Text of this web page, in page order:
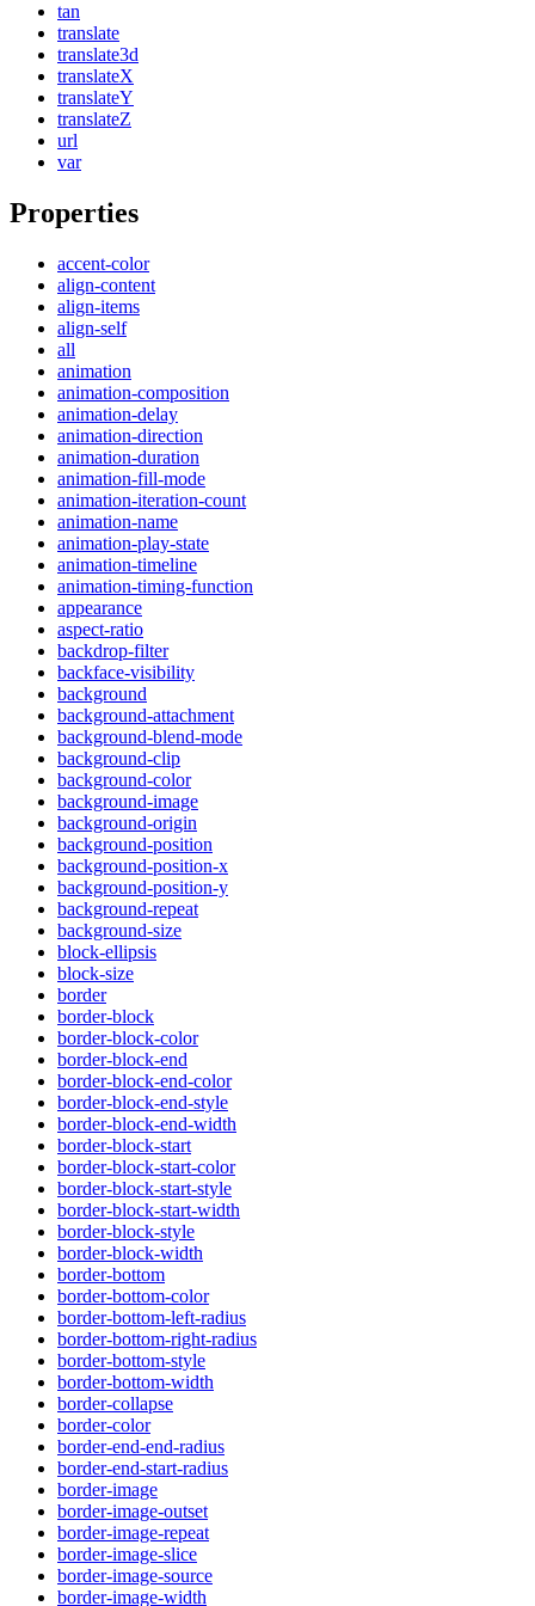
tan
translate
translate3d
translateX
translateY
translateZ
url
var
Properties
accent-color
align-content
align-items
align-self
all
animation
animation-composition
animation-delay
animation-direction
animation-duration
animation-fill-mode
animation-iteration-count
animation-name
animation-play-state
animation-timeline
animation-timing-function
appearance
aspect-ratio
backdrop-filter
backface-visibility
background
background-attachment
background-blend-mode
background-clip
background-color
background-image
background-origin
background-position
background-position-x
background-position-y
background-repeat
background-size
block-ellipsis
block-size
border
border-block
border-block-color
border-block-end
border-block-end-color
border-block-end-style
border-block-end-width
border-block-start
border-block-start-color
border-block-start-style
border-block-start-width
border-block-style
border-block-width
border-bottom
border-bottom-color
border-bottom-left-radius
border-bottom-right-radius
border-bottom-style
border-bottom-width
border-collapse
border-color
border-end-end-radius
border-end-start-radius
border-image
border-image-outset
border-image-repeat
border-image-slice
border-image-source
border-image-width